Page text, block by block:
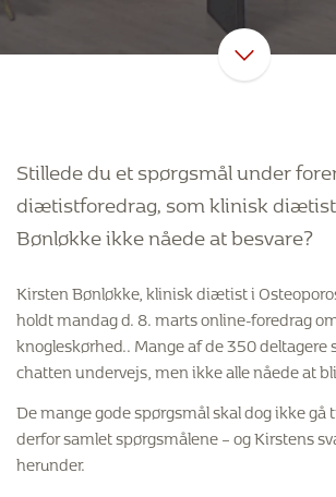
Stillede du et spørgsmål under
diætistforedrag, som klinisk
Bønløkke ikke nåede at besvare?
Kirsten Bønløkke, klinisk diætist i
holdt mandag d. 8. marts online-foredrag
knogleskørhed.. Mange af de 350 deltagere
chatten undervejs, men ikke alle nåede at
De mange gode spørgsmål skal dog ikke gå
derfor samlet spørgsmålene – og Kirstens
herunder.